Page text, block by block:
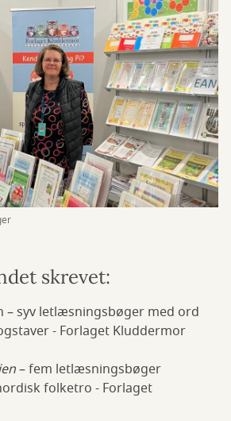
skrevet:
– syv letlæsningsbøger med ord
- Forlaget Kluddermor
– fem letlæsningsbøger
folketro - Forlaget